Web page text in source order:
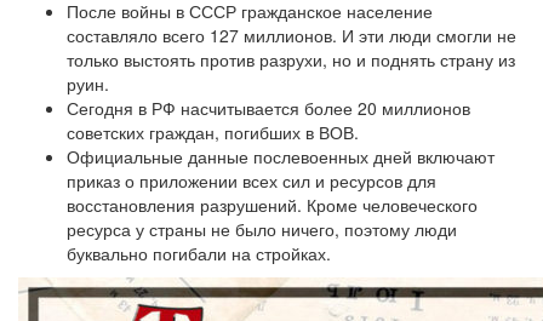
После войны в СССР гражданское население
составляло всего 127 миллионов. И эти люди смогли не
только выстоять против разрухи, но и поднять страну из
руин.
Сегодня в РФ насчитывается более 20 миллионов
советских граждан, погибших в ВОВ.
Официальные данные послевоенных дней включают
приказ о приложении всех сил и ресурсов для
восстановления разрушений. Кроме человеческого
ресурса у страны не было ничего, поэтому люди
буквально погибали на стройках.